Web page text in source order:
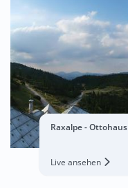
Raxalpe - Ottohaus
Live ansehen